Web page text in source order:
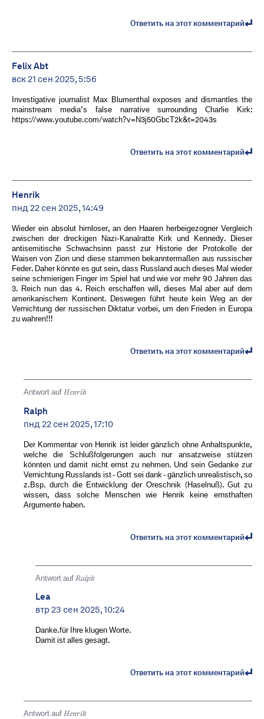
Ответить на этот комментарий
Felix Abt
вск 21 сен 2025, 5:56
Investigative journalist Max Blumenthal exposes and dismantles the
mainstream media’s false narrative surrounding Charlie Kirk:
https://www.youtube.com/watch?v=N3j50GbcT2k&t=2043s
Ответить на этот комментарий
Henrik
пнд 22 сен 2025, 14:49
Wieder ein absolut hirnloser, an den Haaren herbeigezogner Vergleich
zwischen der dreckigen Nazi-Kanalratte Kirk und Kennedy. Dieser
antisemitische Schwachsinn passt zur Historie der Protokolle der
Waisen von Zion und diese stammen bekanntermaßen aus russischer
Feder. Daher könnte es gut sein, dass Russland auch dieses Mal wieder
seine schmierigen Finger im Spiel hat und wie vor mehr 90 Jahren das
3. Reich nun das 4. Reich erschaffen will, dieses Mal aber auf dem
amerikanischem Kontinent. Deswegen führt heute kein Weg an der
Vernichtung der russischen Diktatur vorbei, um den Frieden in Europa
zu wahren!!!
Ответить на этот комментарий
Antwort auf Henrik
Ralph
пнд 22 сен 2025, 17:10
Der Kommentar von Henrik ist leider gänzlich ohne Anhaltspunkte,
welche die Schlußfolgerungen auch nur ansatzweise stützen
könnten und damit nicht ernst zu nehmen. Und sein Gedanke zur
Vernichtung Russlands ist - Gott sei dank - gänzlich unrealistisch, so
z.Bsp. durch die Entwicklung der Oreschnik (Haselnuß). Gut zu
wissen, dass solche Menschen wie Henrik keine ernsthaften
Argumente haben.
Ответить на этот комментарий
Antwort auf Ralph
Lea
втр 23 сен 2025, 10:24
Danke.für Ihre klugen Worte.
Damit ist alles gesagt.
Ответить на этот комментарий
Antwort auf Henrik